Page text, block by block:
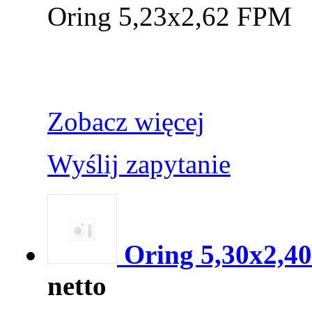
Oring 5,23x2,62 FPM
Zobacz więcej
Wyślij zapytanie
Oring 5,30x2,40
netto